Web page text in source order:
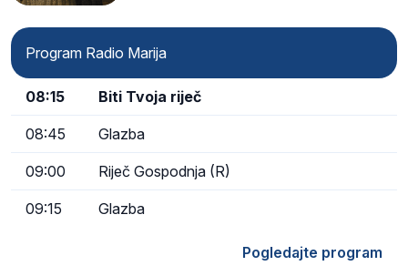
Program Radio Marija
08:15 Biti Tvoja riječ
08:45 Glazba
09:00 Riječ Gospodnja (R)
09:15 Glazba
Pogledajte program